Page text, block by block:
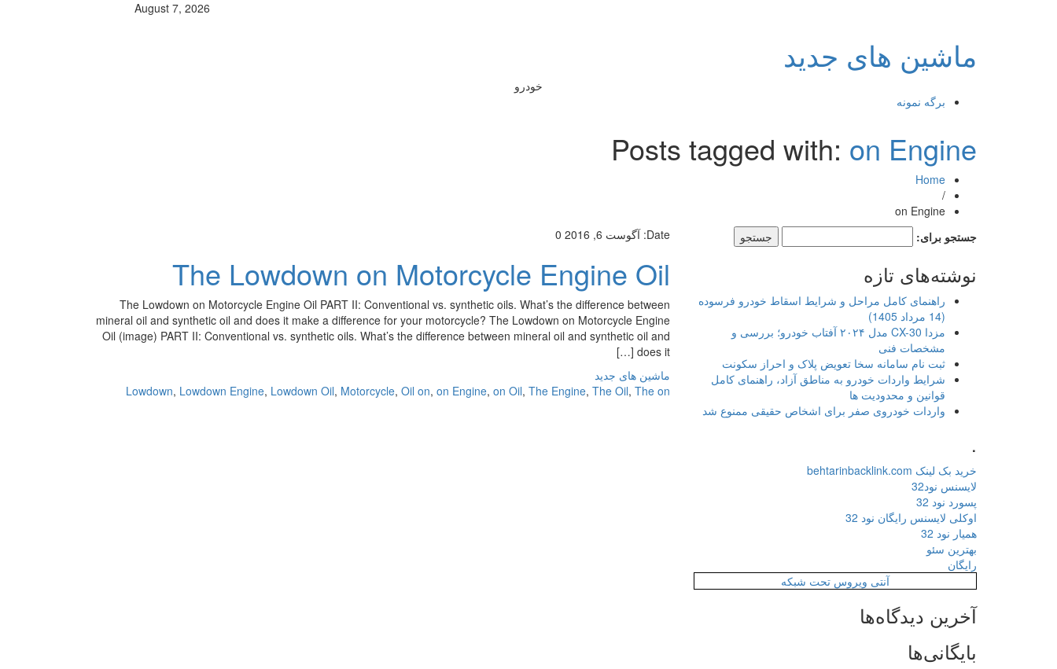
August 7, 2026
ماشین های جدید
خودرو
برگه نمونه
Posts tagged with: on Engine
Home
/
on Engine
Date: آگوست 6, 2016 0
The Lowdown on Motorcycle Engine Oil
The Lowdown on Motorcycle Engine Oil PART II: Conventional vs. synthetic oils. What’s the difference between
mineral oil and synthetic oil and does it make a difference for your motorcycle? The Lowdown on Motorcycle Engine
Oil (image) PART II: Conventional vs. synthetic oils. What’s the difference between mineral oil and synthetic oil and
does it […]
ماشین های جدید
Lowdown, Lowdown Engine, Lowdown Oil, Motorcycle, Oil on, on Engine, on Oil, The Engine, The Oil, The on
جستجو برای:
نوشته‌های تازه
راهنمای کامل مراحل و شرایط اسقاط خودرو فرسوده
(14 مرداد 1405)
مزدا CX-30 مدل ۲۰۲۴ آفتاب خودرو؛ بررسی و
مشخصات فنی
ثبت نام سامانه سخا تعویض پلاک و احراز سکونت
شرایط واردات خودرو به مناطق آزاد، راهنمای کامل
قوانین و محدودیت ها
واردات خودروی صفر برای اشخاص حقیقی ممنوع شد
.
خرید بک لینک behtarinbacklink.com
لایسنس نود32
پسورد نود 32
اوکلی لایسنس رایگان نود 32
همیار نود 32
بهترین سئو
رایگان
آنتی ویروس تحت شبکه
آخرین دیدگاه‌ها
بایگانی‌ها